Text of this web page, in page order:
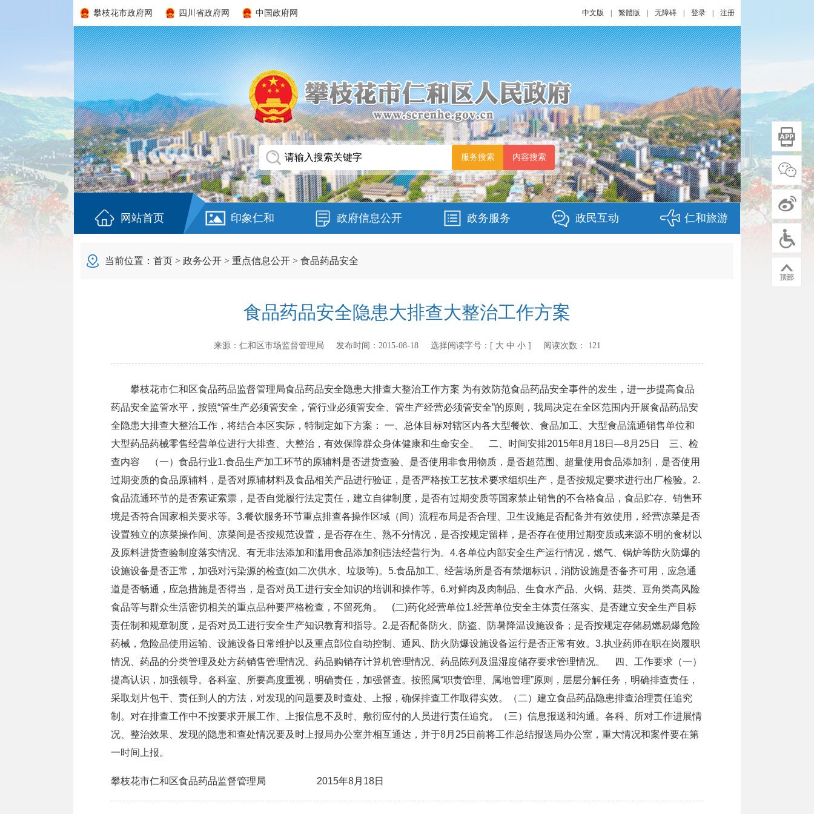
攀枝花市政府网 四川省政府网 中国政府网 中文版 繁體版 无障碍 登录 注册
网站首页 印象仁和 政府信息公开 政务服务 政民互动 仁和旅游
当前位置： 首页 > 政务公开 > 重点信息公开 > 食品药品安全
食品药品安全隐患大排查大整治工作方案
来源： 仁和区市场监督管理局 发布时间： 2015-08-18选择阅读字号：[ 大 中 小] 阅读次数： 121
攀枝花市仁和区食品药品监督管理局食品药品安全隐患大排查大整治工作方案 为有效防范食品药品安全事件的发生，进一步提高食品
药品安全监管水平，按照“管生产必须管安全，管行业必须管安全、管生产经营必须管安全”的原则，我局决定在全区范围内开展食品药品安
全隐患大排查大整治工作，将结合本区实际，特制定如下方案： 一、总体目标对辖区内各大型餐饮、食品加工、大型食品流通销售单位和
大型药品药械零售经营单位进行大排查、大整治，有效保障群众身体健康和生命安全。 二、时间安排2015年8月18日—8月25日 三、检
查内容 （一）食品行业1.食品生产加工环节的原辅料是否进货查验、是否使用非食用物质，是否超范围、超量使用食品添加剂，是否使用
过期变质的食品原辅料，是否对原辅材料及食品相关产品进行验证，是否严格按工艺技术要求组织生产，是否按规定要求进行出厂检验。2.
食品流通环节的是否索证索票，是否自觉履行法定责任，建立自律制度，是否有过期变质等国家禁止销售的不合格食品，食品贮存、销售环
境是否符合国家相关要求等。3.餐饮服务环节重点排查各操作区域（间）流程布局是否合理、卫生设施是否配备并有效使用，经营凉菜是否
设置独立的凉菜操作间、凉菜间是否按规范设置，是否存在生、熟不分情况，是否按规定留样，是否存在使用过期变质或来源不明的食材以
及原料进货查验制度落实情况、有无非法添加和滥用食品添加剂违法经营行为。4.各单位内部安全生产运行情况，燃气、锅炉等防火防爆的
设施设备是否正常，加强对污染源的检查(如二次供水、垃圾等)。5.食品加工、经营场所是否有禁烟标识，消防设施是否备齐可用，应急通
道是否畅通，应急措施是否得当，是否对员工进行安全知识的培训和操作等。6.对鲜肉及肉制品、生食水产品、火锅、菇类、豆角类高风险
食品等与群众生活密切相关的重点品种要严格检查，不留死角。 (二)药化经营单位1.经营单位安全主体责任落实、是否建立安全生产目标
责任制和规章制度，是否对员工进行安全生产知识教育和指导。2.是否配备防火、防盗、防暑降温设施设备；是否按规定存储易燃易爆危险
药械，危险品使用运输、设施设备日常维护以及重点部位自动控制、通风、防火防爆设施设备运行是否正常有效。3.执业药师在职在岗履职
情况、药品的分类管理及处方药销售管理情况、药品购销存计算机管理情况、药品陈列及温湿度储存要求管理情况。 四、工作要求（一）
提高认识，加强领导。各科室、所要高度重视，明确责任，加强督查。按照属“职责管理、属地管理”原则，层层分解任务，明确排查责任，
采取划片包干、责任到人的方法，对发现的问题要及时查处、上报，确保排查工作取得实效。（二）建立食品药品隐患排查治理责任追究
制。对在排查工作中不按要求开展工作、上报信息不及时、敷衍应付的人员进行责任追究。（三）信息报送和沟通。各科、所对工作进展情
况、整治效果、发现的隐患和查处情况要及时上报局办公室并相互通达，并于8月25日前将工作总结报送局办公室，重大情况和案件要在第
一时间上报。
攀枝花市仁和区食品药品监督管理局 2015年8月18日